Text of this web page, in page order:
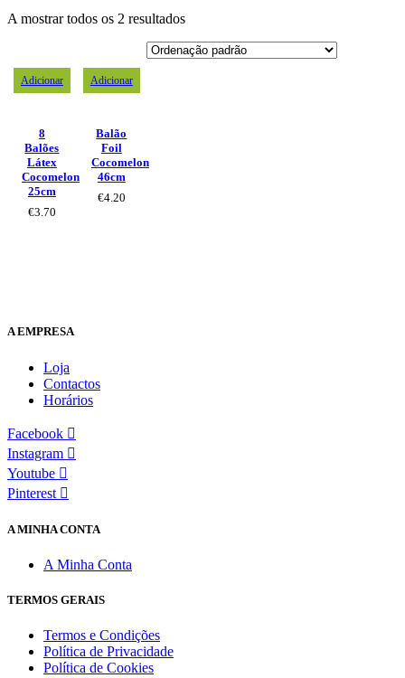
A mostrar todos os 2 resultados
Adicionar
8
Balões
Látex
Cocomelon
25cm
€3.70
Adicionar
Balão
Foil
Cocomelon
46cm
€4.20
A EMPRESA
Loja
Contactos
Horários
Facebook
Instagram
Youtube
Pinterest
A MINHA CONTA
A Minha Conta
TERMOS GERAIS
Termos e Condições
Política de Privacidade
Política de Cookies